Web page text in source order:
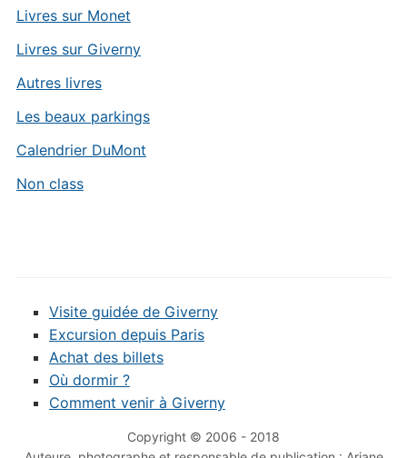
Livres sur Monet
Livres sur Giverny
Autres livres
Les beaux parkings
Calendrier DuMont
Non class
Visite guidée de Giverny
Excursion depuis Paris
Achat des billets
Où dormir ?
Comment venir à Giverny
Copyright © 2006 - 2018